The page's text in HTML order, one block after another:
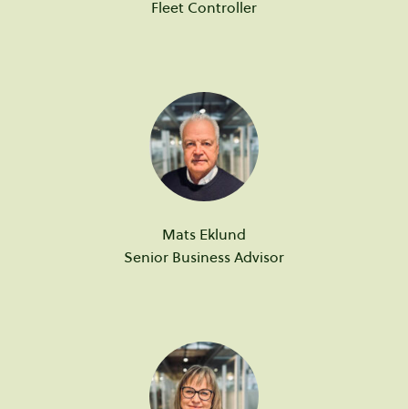
Fleet Controller
Mats Eklund
Senior Business Advisor